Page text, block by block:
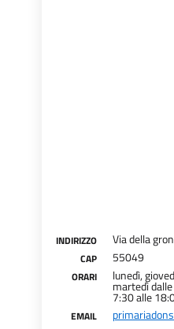
INDIRIZZO Via della
CAP 55049
ORARI lunedì,
martedì
7:30 alle
EMAIL